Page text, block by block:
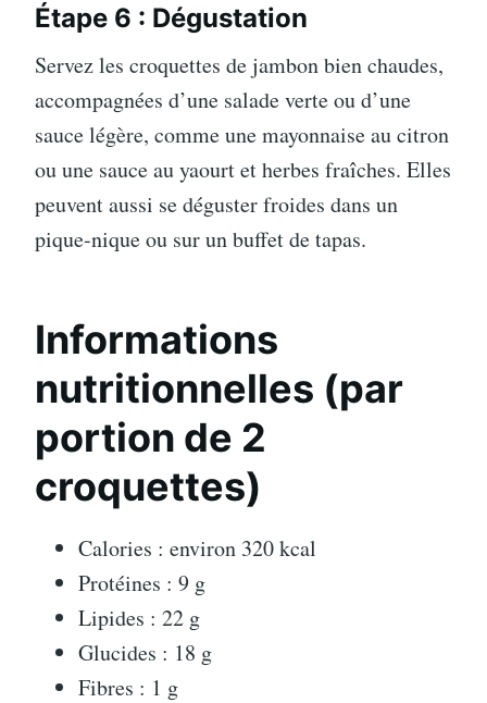
Étape 6 : Dégustation
Servez les croquettes de jambon bien chaudes,
accompagnées d’une salade verte ou d’une
sauce légère, comme une mayonnaise au citron
ou une sauce au yaourt et herbes fraîches. Elles
peuvent aussi se déguster froides dans un
pique-nique ou sur un buffet de tapas.
Informations
nutritionnelles (par
portion de 2
croquettes)
Calories : environ 320 kcal
Protéines : 9 g
Lipides : 22 g
Glucides : 18 g
Fibres : 1 g